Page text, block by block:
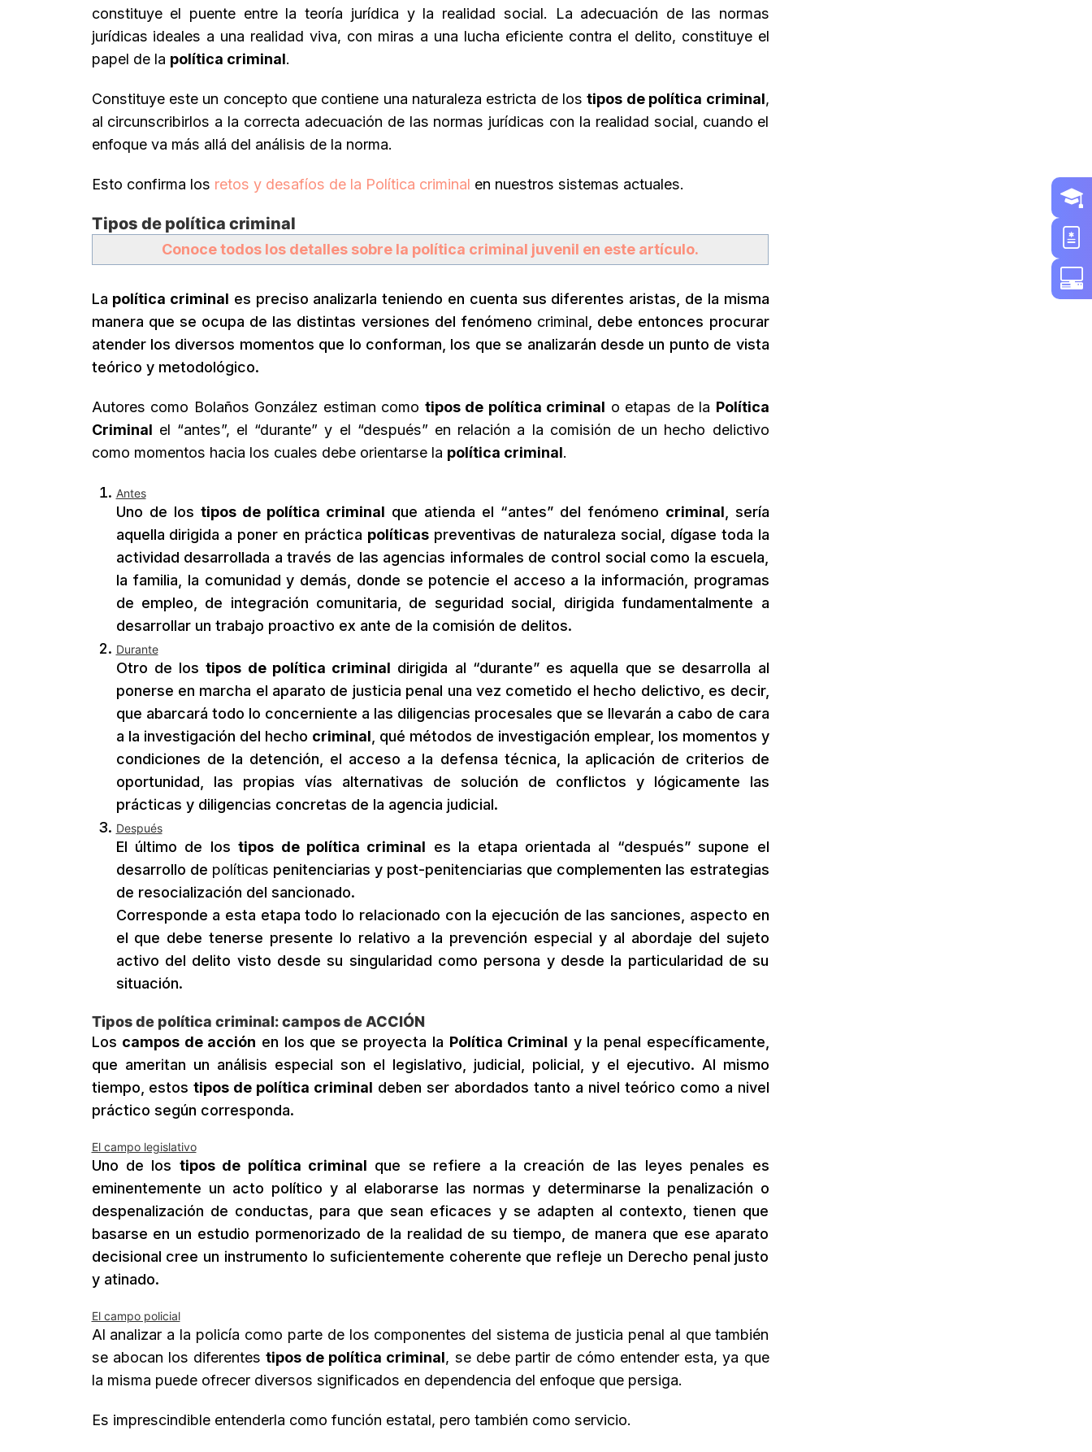
constituye el puente entre la teoría jurídica y la realidad social. La adecuación de las normas
jurídicas ideales a una realidad viva, con miras a una lucha eficiente contra el delito, constituye el
papel de la política criminal.
Constituye este un concepto que contiene una naturaleza estricta de lostipos de política criminal,
al circunscribirlos a la correcta adecuación de las normas jurídicas con la realidad social, cuando el
enfoque va más allá del análisis de la norma.
Esto confirma los retos y desafíos de la Política criminal en nuestros sistemas actuales.
Tipos de política criminal
Conoce todos los detalles sobre la política criminal juvenil en este artículo.
La política criminal es preciso analizarla teniendo en cuenta sus diferentes aristas, de la misma
manera que se ocupa de las distintas versiones del fenómeno criminal , debe entonces procurar
atender los diversos momentos que lo conforman, los que se analizarán desde un punto de vista
teórico y metodológico.
Autores como Bolaños González estiman como tipos de política criminal o etapas de la Política
Criminal el “antes”, el “durante” y el “después” en relación a la comisión de un hecho delictivo
como momentos hacia los cuales debe orientarse la política criminal.
Antes
Uno de los tipos de política criminal que atienda el “antes” del fenómeno criminal , sería
aquella dirigida a poner en práctica políticas preventivas de naturaleza social, dígase toda la
actividad desarrollada a través de las agencias informales de control social como la escuela,
la familia, la comunidad y demás, donde se potencie el acceso a la información, programas
de empleo, de integración comunitaria, de seguridad social, dirigida fundamentalmente a
desarrollar un trabajo proactivo ex ante de la comisión de delitos.
Durante
Otro de lostipos de política criminal dirigida al “durante” es aquella que se desarrolla al
ponerse en marcha el aparato de justicia penal una vez cometido el hecho delictivo, es decir,
que abarcará todo lo concerniente a las diligencias procesales que se llevarán a cabo de cara
a la investigación del hecho criminal , qué métodos de investigación emplear, los momentos y
condiciones de la detención, el acceso a la defensa técnica, la aplicación de criterios de
oportunidad, las propias vías alternativas de solución de conflictos y lógicamente las
prácticas y diligencias concretas de la agencia judicial.
Después
El último de lostipos de política criminal es la etapa orientada al “después” supone el
desarrollo de políticas penitenciarias y post-penitenciarias que complementen las estrategias
de resocialización del sancionado.
Corresponde a esta etapa todo lo relacionado con la ejecución de las sanciones, aspecto en
el que debe tenerse presente lo relativo a la prevención especial y al abordaje del sujeto
activo del delito visto desde su singularidad como persona y desde la particularidad de su
situación.
Tipos de política criminal: campos de ACCIÓN
Los campos de acción en los que se proyecta la Política Criminal y la penal específicamente,
que ameritan un análisis especial son el legislativo, judicial, policial, y el ejecutivo. Al mismo
tiempo, estostipos de política criminal deben ser abordados tanto a nivel teórico como a nivel
práctico según corresponda.
El campo legislativo
Uno de los tipos de política criminal que se refiere a la creación de las leyes penales es
eminentemente un acto político y al elaborarse las normas y determinarse la penalización o
despenalización de conductas, para que sean eficaces y se adapten al contexto, tienen que
basarse en un estudio pormenorizado de la realidad de su tiempo, de manera que ese aparato
decisional cree un instrumento lo suficientemente coherente que refleje un Derecho penal justo
y atinado.
El campo policial
Al analizar a la policía como parte de los componentes del sistema de justicia penal al que también
se abocan los diferentes tipos de política criminal, se debe partir de cómo entender esta, ya que
la misma puede ofrecer diversos significados en dependencia del enfoque que persiga.
Es imprescindible entenderla como función estatal, pero también como servicio.